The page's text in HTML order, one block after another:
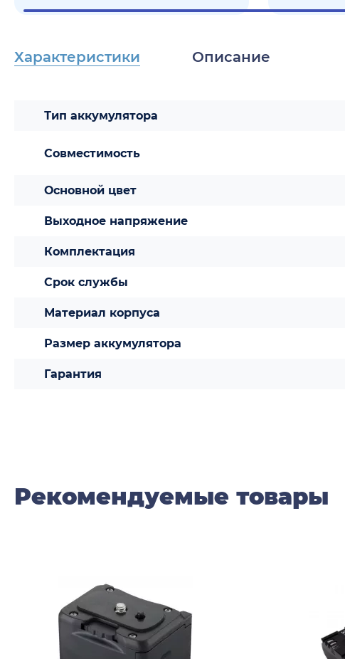
Характеристики Описание
Тип аккумулятора
Совместимость
Основной цвет
Выходное напряжение
Комплектация
Срок службы
Материал корпусa
Размер аккумулятора
Гарантия
Рекомендуемые товары